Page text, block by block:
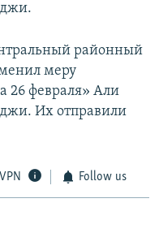
районный
меру
26 февраля» Али
Их отправили
Follow us